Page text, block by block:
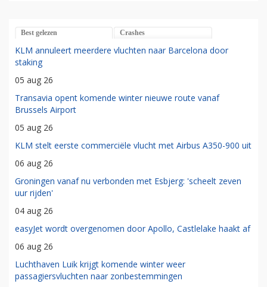
Best gelezen Crashes
KLM annuleert meerdere vluchten naar Barcelona door
staking
05 aug 26
Transavia opent komende winter nieuwe route vanaf
Brussels Airport
05 aug 26
KLM stelt eerste commerciële vlucht met Airbus A350-900 uit
06 aug 26
Groningen vanaf nu verbonden met Esbjerg: 'scheelt zeven
uur rijden'
04 aug 26
easyJet wordt overgenomen door Apollo, Castlelake haakt af
06 aug 26
Luchthaven Luik krijgt komende winter weer
passagiersvluchten naar zonbestemmingen